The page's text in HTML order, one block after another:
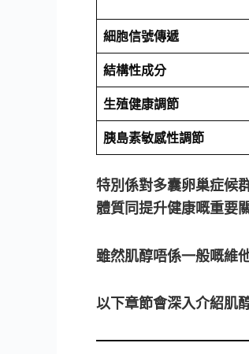
細胞信號傳遞
結構性成分
生殖健康調節
胰島素敏感性調節
特別係對多囊卵巢症候
體質同提升健康嘅重要
雖然肌醇唔係一般嘅維
以下章節會深入介紹肌